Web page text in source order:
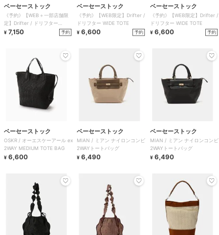
ベーセーストック
《予約》【WEB＋一部店舗限
定】Drifter / ドリフター
FAIRPORT MEDIUM TO
¥ 7,150 予約
ベーセーストック
《予約》【WEB限定】Drifter /
ドリフター WIDE TOTE
¥ 6,600 予約
ベーセーストック
《予約》【WEB限定】Drifter /
ドリフター WIDE TOTE
¥ 6,600 予約
ベーセーストック
OSKR / オーエスケーアール ex
2WAY MEDIUM TOTE BAG
¥ 6,600
ベーセーストック
MIAN / ミアン ナイロンコンビ
2WAYトートバッグ
¥ 6,490
ベーセーストック
MIAN / ミアン ナイロンコンビ
2WAYトートバッグ
¥ 6,490